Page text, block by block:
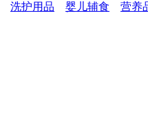
洗护用品 婴儿辅食 营养